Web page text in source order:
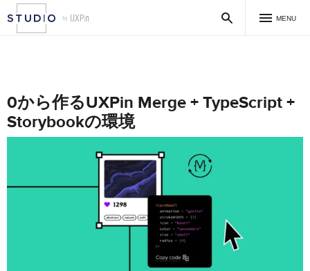
MENU
0から作るUXPin Merge + TypeScript +
Storybookの環境